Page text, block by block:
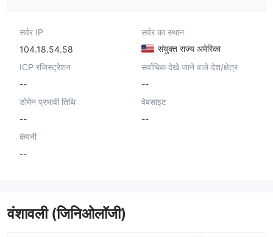
सर्वर IP
104.18.54.58
सर्वर का स्थान
संयुक्त राज्य अमेरिका
ICP रजिस्ट्रेशन
--
सर्वाधिक देखे जाने वाले देश/क्षेत्र
--
डोमेन प्रभावी तिथि
--
वेबसाइट
--
कंपनी
--
वंशावली (जिनिओलॉजी)